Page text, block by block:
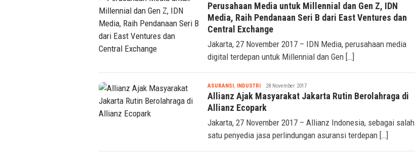
Perusahaan Media untuk Millennial dan Gen Z, IDN
Media, Raih Pendanaan Seri B dari East Ventures dan
Central Exchange
Jakarta, 27 November 2017 – IDN Media, perusahaan media
digital terdepan untuk Millennial dan Gen […]
ASURANSI , INDUSTRI Seremonia
28 November 2017
Allianz Ajak Masyarakat Jakarta Rutin Berolahraga di
Allianz Ecopark
Jakarta, 27 November 2017 – Allianz Indonesia, sebagai salah
satu penyedia jasa perlindungan asuransi terdepan […]